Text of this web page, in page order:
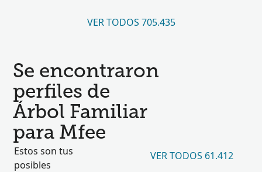
VER TODOS 705.435
Se encontraron
perfiles de
Árbol Familiar
para Mfee
Estos son tus
posibles
VER TODOS 61.412